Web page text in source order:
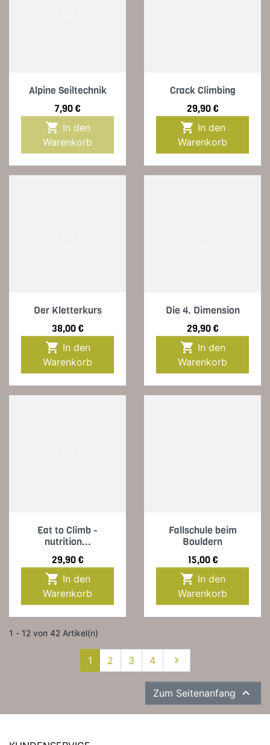
Alpine Seiltechnik
Preis
7,90 €

Warenkorb
Crack Climbing
Preis
29,90 €

Warenkorb
Der Kletterkurs
Preis
38,00 €

Warenkorb
Die 4. Dimension
Preis
29,90 €

Warenkorb
Eat to Climb -
nutrition...
Preis
29,90 €

Warenkorb
Fallschule beim
Bouldern
Preis
15,00 €

Warenkorb
1 - 12 von 42 Artikel(n)
1 2 3 4 Weiter

Zum Seitenanfang 